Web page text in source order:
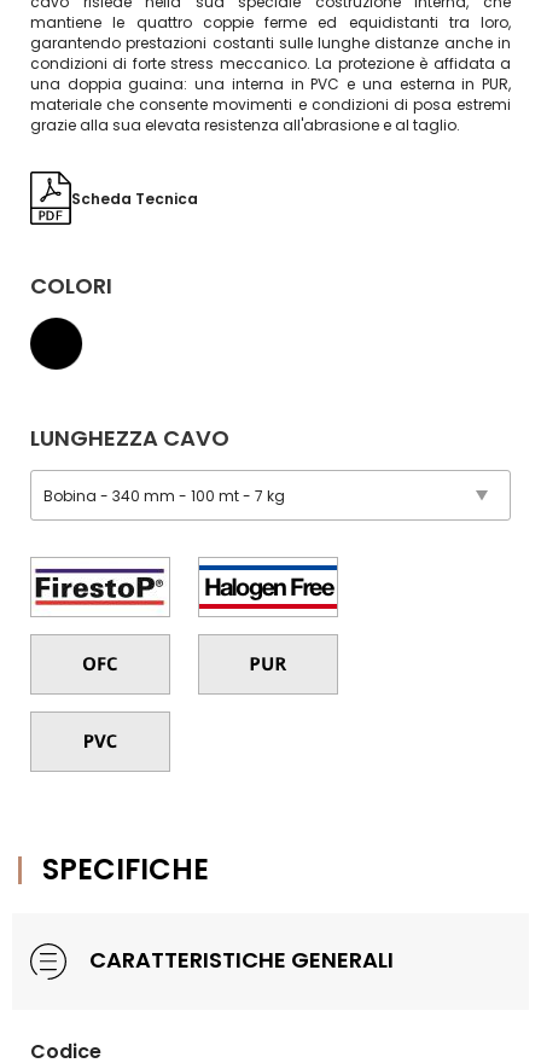
mantiene le quattro coppie ferme ed equidistanti tra loro,
garantendo prestazioni costanti sulle lunghe distanze anche in
condizioni di forte stress meccanico. La protezione è affidata a
una doppia guaina: una interna in PVC e una esterna in PUR,
materiale che consente movimenti e condizioni di posa estremi
grazie alla sua elevata resistenza all'abrasione e al taglio.
Scheda Tecnica
COLORI
LUNGHEZZA CAVO
SPECIFICHE
CARATTERISTICHE GENERALI
Codice